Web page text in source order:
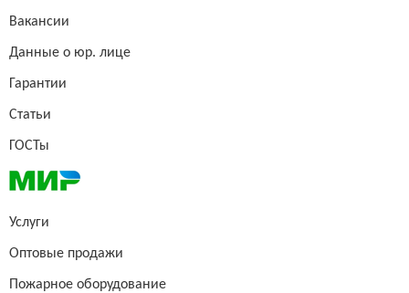
Вакансии
Данные о юр. лице
Гарантии
Статьи
ГОСТы
Услуги
Оптовые продажи
Пожарное оборудование